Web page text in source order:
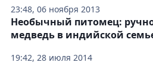
23:48, 06 ноября 2013
19:42, 28 июля 2014
Необычный питомец:
медведь в индийской